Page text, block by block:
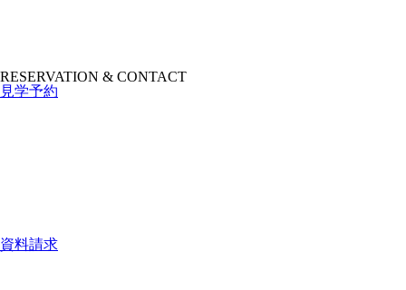
RESERVATION & CONTACT
見学予約
資料請求